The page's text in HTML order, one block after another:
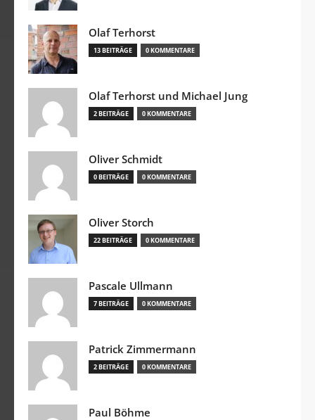
Olaf Terhorst
13 BEITRÄGE 0 KOMMENTARE
Olaf Terhorst und Michael Jung
2 BEITRÄGE 0 KOMMENTARE
Oliver Schmidt
0 BEITRÄGE 0 KOMMENTARE
Oliver Storch
22 BEITRÄGE 0 KOMMENTARE
Pascale Ullmann
7 BEITRÄGE 0 KOMMENTARE
Patrick Zimmermann
2 BEITRÄGE 0 KOMMENTARE
Paul Böhme